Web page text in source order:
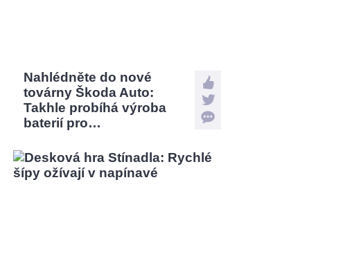
Nahlédněte do nové
továrny Škoda Auto:
Takhle probíhá výroba
baterií pro…